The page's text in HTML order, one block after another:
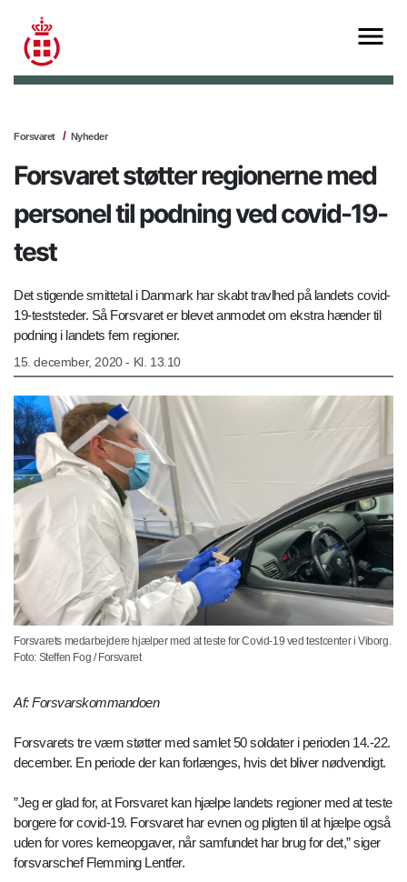
Forsvaret Nyheder
Forsvaret støtter regionerne med
personel til podning ved covid-19-
test
Det stigende smittetal i Danmark har skabt travlhed på landets covid-
19-teststeder. Så Forsvaret er blevet anmodet om ekstra hænder til
podning i landets fem regioner.
15. december, 2020 - Kl. 13.10
Forsvarets medarbejdere hjælper med at teste for Covid-19 ved testcenter i Viborg.
Foto: Steffen Fog / Forsvaret
Af: Forsvarskommandoen
Forsvarets tre værn støtter med samlet 50 soldater i perioden 14.-22.
december. En periode der kan forlænges, hvis det bliver nødvendigt.
”Jeg er glad for, at Forsvaret kan hjælpe landets regioner med at teste
borgere for covid-19. Forsvaret har evnen og pligten til at hjælpe også
uden for vores kerneopgaver, når samfundet har brug for det,” siger
forsvarschef Flemming Lentfer.